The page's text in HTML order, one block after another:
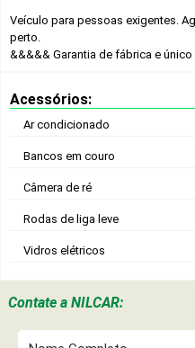
Veículo para pessoas exigentes.
perto.
&&&&& Garantia de fábrica e
Acessórios:
Ar condicionado
Bancos em couro
Câmera de ré
Rodas de liga leve
Vidros elétricos
Contate a NILCAR: